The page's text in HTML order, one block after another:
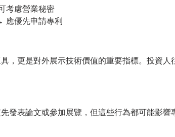
考慮營業秘密
應優先申請專利
，更是對外展示技術價值的重要指標。投資人
發表論文或參加展覽，但這些行為都可能影響